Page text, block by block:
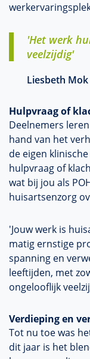
'Het werk
veelzijdig'
Liesbeth Mok
Hulpvraag of
Deelnemers
hand van het
de eigen
hulpvraag of
wat bij jou als
huisartsenzorg
'Jouw werk is
matig ernstige
spanning en
leeftijden, met
ongelooflijk
Verdieping en
Tot nu toe was
dit jaar is het